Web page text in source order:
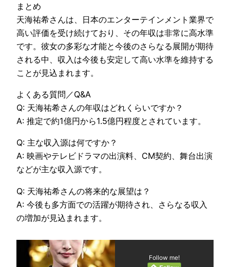
まとめ
天海祐希さんは、日本のエンターテインメント業界で
高い評価を受け続けており、その年収は非常に高水準
です。彼女の多彩な才能と今後のさらなる展開が期待
される中、収入は今後も安定して高い水準を維持する
ことが見込まれます。
よくある質問／Q&A
Q: 天海祐希さんの年収はどれくらいですか？
A: 推定で約1億円から1.5億円程度とされています。
Q: 主な収入源は何ですか？
A: 映画やテレビドラマの出演料、CM契約、舞台出演
などが主な収入源です。
Q: 天海祐希さんの将来的な展望は？
A: 今後も多方面での活躍が期待され、さらなる収入
の増加が見込まれます。
Follow me!